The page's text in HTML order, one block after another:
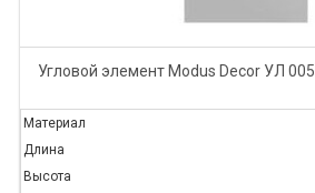
Угловой элемент Modus Decor УЛ 005
Материал
Длина
Высота